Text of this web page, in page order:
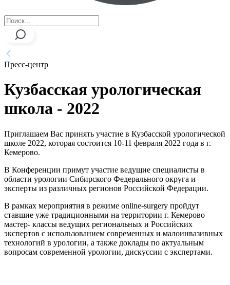
Пресс-центр
Кузбасская урологическая
школа - 2022
Приглашаем Вас принять участие в Кузбасской урологической
школе 2022, которая состоится 10-11 февраля 2022 года в г.
Кемерово.
В Конференции примут участие ведущие специалисты в
области урологии Сибирского Федерального округа и
эксперты из различных регионов Российской Федерации.
В рамках мероприятия в режиме online-surgery пройдут
ставшие уже традиционными на территории г. Кемерово
мастер- классы ведущих региональных и Российских
экспертов с использованием современных и малоинвазивных
технологий в урологии, а также доклады по актуальным
вопросам современной урологии, дискуссии с экспертами.